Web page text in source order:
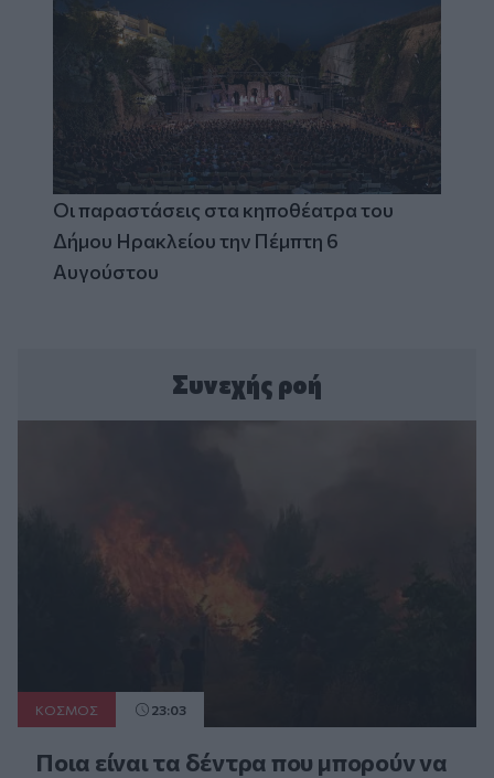
Οι παραστάσεις στα κηποθέατρα του
Δήμου Ηρακλείου την Πέμπτη 6
Αυγούστου
Συνεχής ροή
ΚΟΣΜΟΣ 23:03
Ποια είναι τα δέντρα που μπορούν να